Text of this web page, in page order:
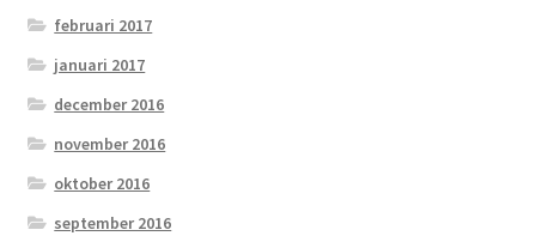
februari 2017
januari 2017
december 2016
november 2016
oktober 2016
september 2016